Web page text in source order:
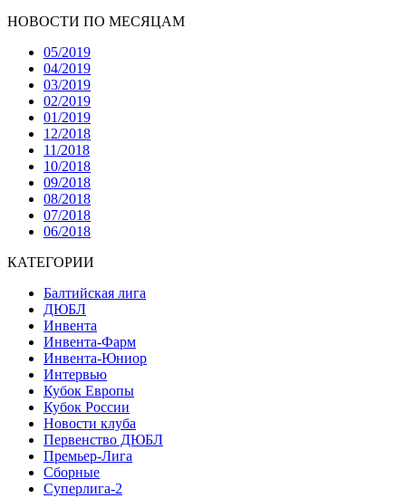
НОВОСТИ ПО МЕСЯЦАМ
05/2019
04/2019
03/2019
02/2019
01/2019
12/2018
11/2018
10/2018
09/2018
08/2018
07/2018
06/2018
КАТЕГОРИИ
Балтийская лига
ДЮБЛ
Инвента
Инвента-Фарм
Инвента-Юниор
Интервью
Кубок Европы
Кубок России
Новости клуба
Первенство ДЮБЛ
Премьер-Лига
Сборные
Суперлига-2